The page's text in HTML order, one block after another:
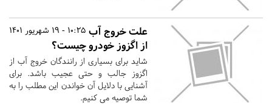
10:25 - 19 شهریور 1401 علت خروج آب
از اگزوز خودرو چیست؟
شاید برای بسیاری از رانندگان خروج آب از
اگزوز جالب و حتی عجیب باشد. برای
آشنایی با دلایل آن خواندن این مطلب را به
شما توصیه می کنیم.